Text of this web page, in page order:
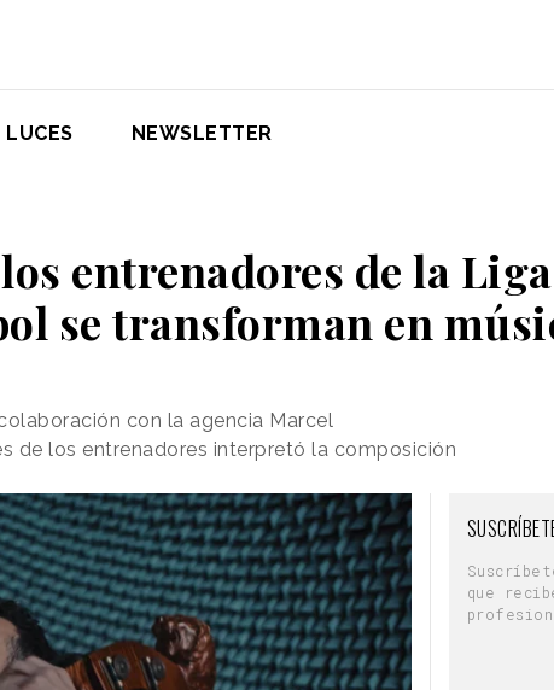
NEWSLETTER
entrenadores de la
se transforman en
con la agencia Marcel
de los entrenadores interpretó la composición
que